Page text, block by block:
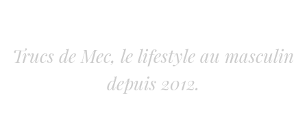
Trucs de Mec, le lifestyle au masculin
depuis 2012.